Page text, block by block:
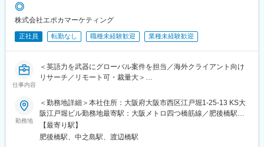
たします。公募型企画（コンサル入札）、総合評価落札方式 （電
連の流れ）に関して実施します。 ※売上ノルマ、業務日報などの
■配属先：
大阪営業所：30～50代 2名 営業部（コンサル）
■同社の特徴：医療機関・研究所等の顧客からいただくコンサル費
用のみで活動しています。コンサルティングを通じて、システム
ベンダーや医療機器メーカーと仕様検討やシステム機能の情報交
換を行いますが、それは、医療機関・研究所からの依頼に基づく
◎
株式会社エポカマーケティング
正社員 転勤なし 職種未経験歓迎 業種未経験歓迎
仕事内容
＜英語力を武器にグローバル案件を担当／海外クライアント向け
リサーチ／リモート可・裁量大＞
＼“通訳レベルの英語力”をビジネスの最前線で活かす／
◎海外クライアントとの折衝・調整を一貫して担当
◎医療×グローバル領域で専門性の高いキャリア形成
◎反響営業中心／リモート可で柔軟な働き方
勤務地
＜勤務地詳細＞本社住所：大阪府大阪市西区江戸堀1-25-13 KS大
阪江戸堀ビル勤務地最寄駅：大阪メトロ四つ橋筋線／肥後橋駅受
動喫煙対策：屋内全面禁煙変更の範囲：会社の定める事業所（リ
モートワーク含む）
【最寄り駅】
肥後橋駅、中之島駅、渡辺橋駅